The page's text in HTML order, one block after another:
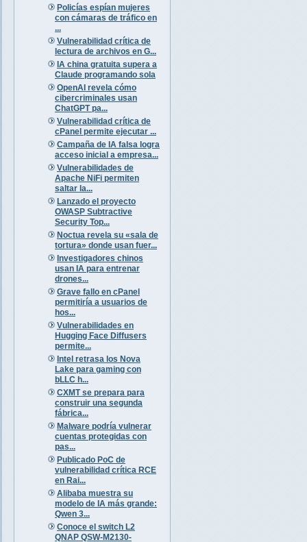
Policías espían mujeres
con cámaras de tráfico en
...
Vulnerabilidad crítica de
lectura de archivos en G...
IA china gratuita supera a
Claude programando sola
OpenAI revela cómo
cibercriminales usan
ChatGPT pa...
Vulnerabilidad crítica de
cPanel permite ejecutar ...
Campaña de IA falsa logra
acceso inicial a empresa...
Vulnerabilidades de
Apache NiFi permiten
saltar la...
Lanzado el proyecto
OWASP Subtractive
Security Top...
Noctua revela su «sala de
tortura» donde usan fuer...
Investigadores chinos
usan IA para entrenar
drones...
Grave fallo en cPanel
permitiría a usuarios de
hos...
Vulnerabilidades en
Hugging Face Diffusers
permite...
Intel retrasa los Nova
Lake para gaming con
bLLC h...
CXMT se prepara para
construir una segunda
fábrica...
Malware podría vulnerar
cuentas protegidas con
pas...
Publicado PoC de
vulnerabilidad crítica RCE
en Rai...
Alibaba muestra su
modelo de IA más grande:
Qwen 3...
Conoce el switch L2
QNAP QSW-M2130-